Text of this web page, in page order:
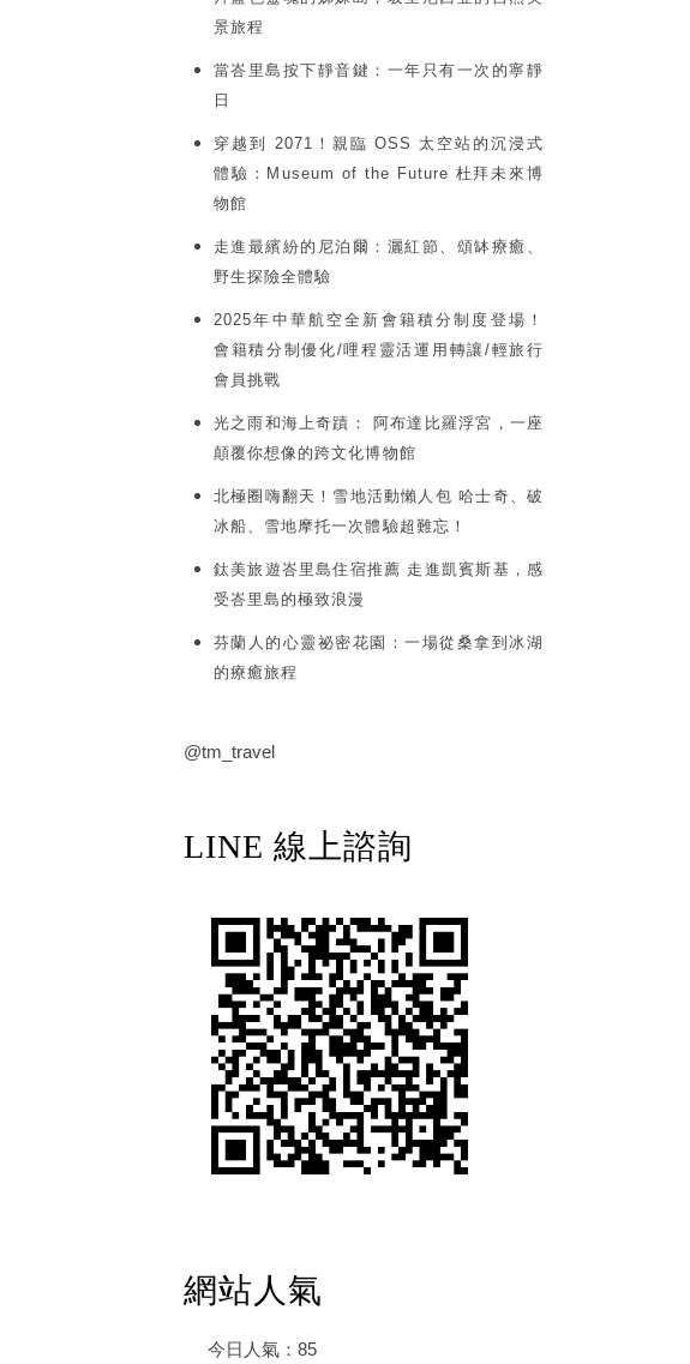
景旅程
當峇里島按下靜音鍵：一年只有一次的寧靜
日
穿越到 2071！親臨 OSS 太空站的沉浸式
體驗：Museum of the Future 杜拜未來博
物館
走進最繽紛的尼泊爾：灑紅節、頌缽療癒、
野生探險全體驗
2025年中華航空全新會籍積分制度登場！
會籍積分制優化/哩程靈活運用轉讓/輕旅行
會員挑戰
光之雨和海上奇蹟： 阿布達比羅浮宮，一座
顛覆你想像的跨文化博物館
北極圈嗨翻天！雪地活動懶人包 哈士奇、破
冰船、雪地摩托一次體驗超難忘！
鈦美旅遊峇里島住宿推薦 走進凱賓斯基，感
受峇里島的極致浪漫
芬蘭人的心靈祕密花園：一場從桑拿到冰湖
的療癒旅程
@tm_travel
LINE 線上諮詢
網站人氣
今日人氣： 85